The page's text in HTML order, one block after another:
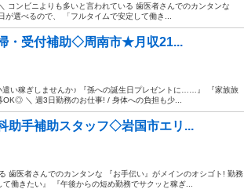
ンビニよりも多いと言われている 歯医者さんでのカンタンな
が選べるので、 「フルタイムで安定して働き...
・受付補助◇周南市★月収21...
い稼ぎしませんか♪ 『孫への誕生日プレゼントに……』 『家族旅
＼ 週3日勤務のお仕事! / 身体への負担も少...
助手補助スタッフ◇岩国市エリ...
歯医者さんでのカンタンな 『お手伝い』がメインのオシゴト! 勤務
働きたい』 『午後からの短め勤務でサクッと稼ぎ...